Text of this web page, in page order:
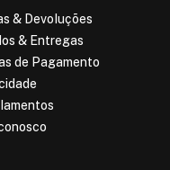
& Devoluções
& Entregas
de Pagamento